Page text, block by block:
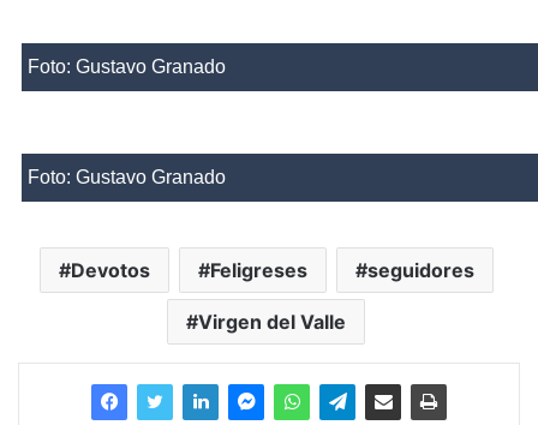
Foto: Gustavo Granado
Foto: Gustavo Granado
Devotos Feligreses seguidores
Virgen del Valle